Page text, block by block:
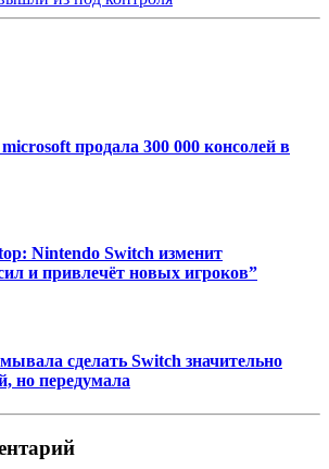
продала 300 000 консолей в
Nintendo Switch изменит
и привлечёт новых игроков”
сделать Switch значительно
но передумала